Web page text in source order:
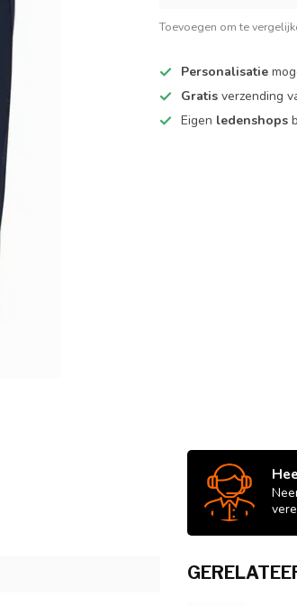
Toevoegen om te
Personalisatie
Gratisverzending
Eigen ledenshops